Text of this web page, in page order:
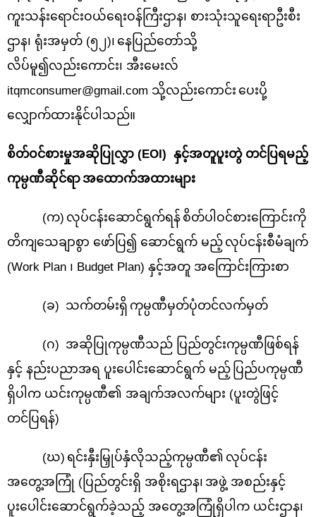
ကူးသန်းရောင်းဝယ်ရေးဝန်ကြီးဌာန၊ စားသုံးသူရေးရာဦးစီး
ဌာန၊ ရုံးအမှတ် (၅၂)၊ နေပြည်တော်သို့
လိပ်မူ၍လည်းကောင်း၊ အီးမေးလ်
itqmconsumer@gmail.com သို့လည်းကောင်း ပေးပို့
လျှောက်ထားနိုင်ပါသည်။
စိတ်ဝင်စားမှုအဆိုပြုလွှာ (EOI) နှင့်အတူပူးတွဲ တင်ပြရမည့်
ကုမ္ပဏီဆိုင်ရာ အထောက်အထားများ
(က) လုပ်ငန်းဆောင်ရွက်ရန် စိတ်ပါဝင်စားကြောင်းကို
တိကျသေချာစွာ ဖော်ပြ၍ ဆောင်ရွက် မည့် လုပ်ငန်းစီမံချက်
(Work Plan ၊ Budget Plan) နှင့်အတူ အကြောင်းကြားစာ
(ခ) သက်တမ်းရှိ ကုမ္ပဏီမှတ်ပုံတင်လက်မှတ်
(ဂ) အဆိုပြုကုမ္ပဏီသည် ပြည်တွင်းကုမ္ပဏီဖြစ်ရန်
နှင့် နည်းပညာအရ ပူးပေါင်းဆောင်ရွက် မည့် ပြည်ပကုမ္ပဏီ
ရှိပါက ယင်းကုမ္ပဏီ၏ အချက်အလက်များ (ပူးတွဲဖြင့်
တင်ပြရန်)
(ဃ) ရင်းနှီးမြှုပ်နှံလိုသည့်ကုမ္ပဏီ၏ လုပ်ငန်း
အတွေ့အကြုံ ( ပြည်တွင်းရှိ အစိုးရဌာန၊ အဖွဲ့ အစည်းနှင့်
ပူးပေါင်းဆောင်ရွက်ခဲ့သည့် အတွေ့အကြုံရှိပါက ယင်းဌာန၊